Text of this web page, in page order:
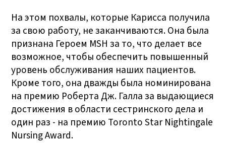
На этом похвалы, которые Карисса получила
за свою работу, не заканчиваются. Она была
признана Героем MSH за то, что делает все
возможное, чтобы обеспечить повышенный
уровень обслуживания наших пациентов.
Кроме того, она дважды была номинирована
на премию Роберта Дж. Галла за выдающиеся
достижения в области сестринского дела и
один раз - на премию Toronto Star Nightingale
Nursing Award.